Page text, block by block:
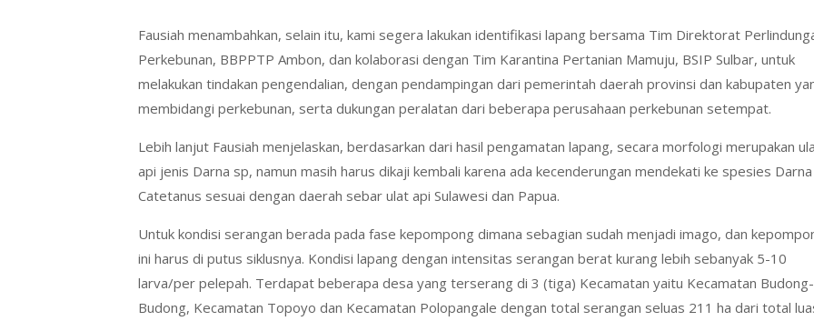
Fausiah menambahkan, selain itu, kami segera lakukan identifikasi lapang bersama Tim Direktorat
Perkebunan, BBPPTP Ambon, dan kolaborasi dengan Tim Karantina Pertanian Mamuju, BSIP Sulbar, untuk
melakukan tindakan pengendalian, dengan pendampingan dari pemerintah daerah provinsi dan kabupaten
membidangi perkebunan, serta dukungan peralatan dari beberapa perusahaan perkebunan setempat.
Lebih lanjut Fausiah menjelaskan, berdasarkan dari hasil pengamatan lapang, secara morfologi merupakan
api jenis Darna sp, namun masih harus dikaji kembali karena ada kecenderungan mendekati ke spesies Darna
Catetanus sesuai dengan daerah sebar ulat api Sulawesi dan Papua.
Untuk kondisi serangan berada pada fase kepompong dimana sebagian sudah menjadi imago, dan
ini harus di putus siklusnya. Kondisi lapang dengan intensitas serangan berat kurang lebih sebanyak 5-10
larva/per pelepah. Terdapat beberapa desa yang terserang di 3 (tiga) Kecamatan yaitu Kecamatan Budong-
Budong, Kecamatan Topoyo dan Kecamatan Polopangale dengan total serangan seluas 211 ha dari total